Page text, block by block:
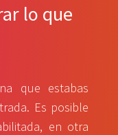
lo que
que estabas
Es posible
en otra